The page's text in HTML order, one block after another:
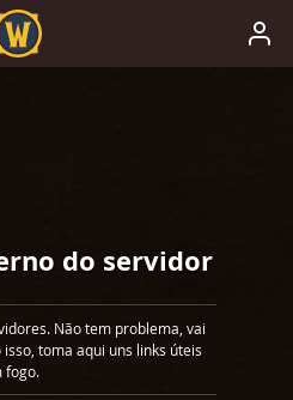
do servidor
Não tem problema, vai
toma aqui uns links úteis
fogo.